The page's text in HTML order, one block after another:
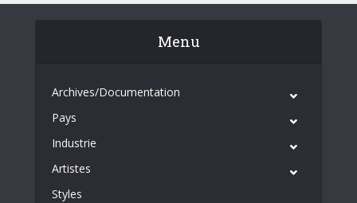
Menu
Archives/Documentation
Pays
Industrie
Artistes
Styles